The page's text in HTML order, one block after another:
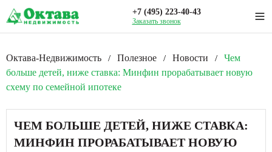
+7 (495) 223-40-43
Заказать звонок
Октава-Недвижимость / Полезное / Новости /
Чем
больше детей, ниже ставка: Минфин прорабатывает новую
схему по семейной ипотеке
ЧЕМ БОЛЬШЕ ДЕТЕЙ, НИЖЕ СТАВКА:
МИНФИН ПРОРАБАТЫВАЕТ НОВУЮ